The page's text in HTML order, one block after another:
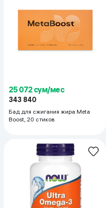
25 072 сум/мес
343 840
Бад для сжигания жира Meta
Boost, 20 стиков